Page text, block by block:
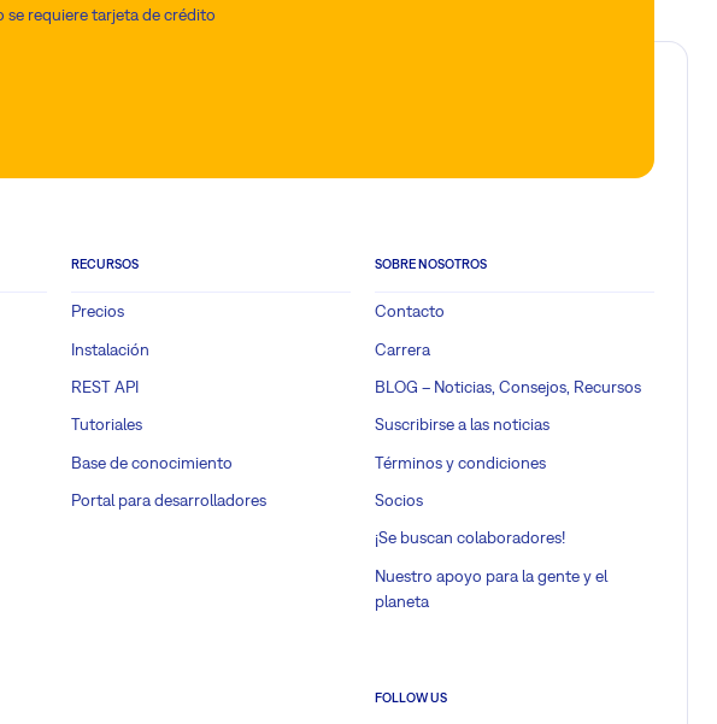
se requiere tarjeta de crédito
RECURSOS
Precios
Instalación
REST API
Tutoriales
Base de conocimiento
Portal para desarrolladores
SOBRE NOSOTROS
Contacto
Carrera
BLOG – Noticias, Consejos, Recursos
Suscribirse a las noticias
Términos y condiciones
Socios
¡Se buscan colaboradores!
Nuestro apoyo para la gente y el
planeta
FOLLOW US